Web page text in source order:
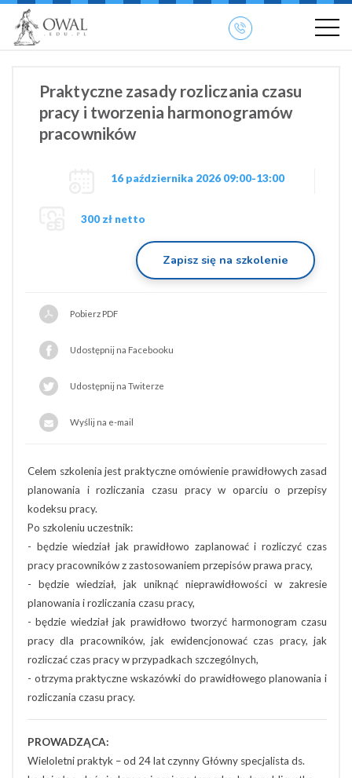
» OWAL.EDU.PL
Praktyczne zasady rozliczania czasu
pracy i tworzenia harmonogramów
pracowników
16 października 2026 09:00-13:00
300 zł netto
Zapisz się na szkolenie
Pobierz PDF
Udostępnij na Facebooku
Udostępnij na Twiterze
Wyślij na e-mail
Celem szkolenia jest praktyczne omówienie prawidłowych zasad
planowania i rozliczania czasu pracy w oparciu o przepisy
kodeksu pracy.
Po szkoleniu uczestnik:
- będzie wiedział jak prawidłowo zaplanować i rozliczyć czas
pracy pracowników z zastosowaniem przepisów prawa pracy,
- będzie wiedział, jak uniknąć nieprawidłowości w zakresie
planowania i rozliczania czasu pracy,
- będzie wiedział jak prawidłowo tworzyć harmonogram czasu
pracy dla pracowników, jak ewidencjonować czas pracy, jak
rozliczać czas pracy w przypadkach szczególnych,
- otrzyma praktyczne wskazówki do prawidłowego planowania i
rozliczania czasu pracy.
PROWADZĄCA:
Wieloletni praktyk – od 24 lat czynny Główny specjalista ds.